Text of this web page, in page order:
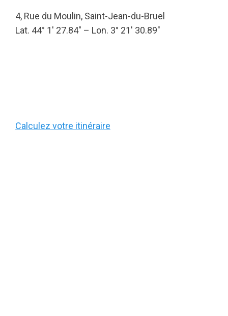
4, Rue du Moulin, Saint-Jean-du-Bruel
Lat. 44° 1′ 27.84″ – Lon. 3° 21′ 30.89″
Calculez votre itinéraire